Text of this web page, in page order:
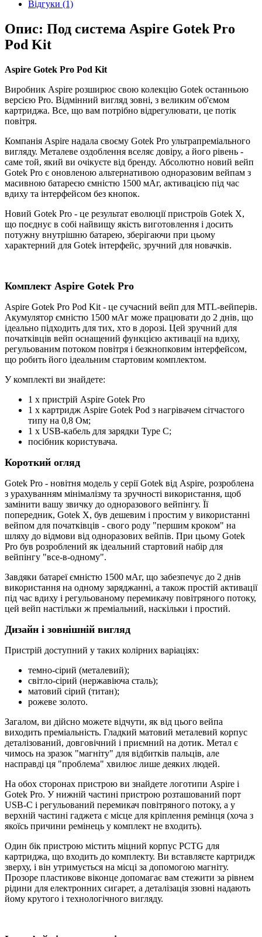
Відгуки (1)
Опис: Под система Aspire Gotek Pro
Pod Kit
Aspire Gotek Pro Pod Kit
Виробник Aspire розширює свою колекцію Gotek останньою
версією Pro. Відмінний вигляд зовні, з великим об'ємом
картриджа. Все, що вам потрібно відрегулювати, це потік
повітря.
Компанія Aspire надала своєму Gotek Pro ультрапреміального
вигляду. Металеве оздоблення вселяє довіру, а його рівень -
саме той, який ви очікуєте від бренду. Абсолютно новий вейп
Gotek Pro є оновленою альтернативою одноразовим вейпам з
масивною батареєю ємністю 1500 мАг, активацією під час
вдиху та інтерфейсом без кнопок.
Новий Gotek Pro - це результат еволюції пристроїв Gotek X,
що поєднує в собі найвищу якість виготовлення і досить
потужну внутрішню батарею, зберігаючи при цьому
характерний для Gotek інтерфейс, зручний для новачків.
Комплект Aspire Gotek Pro
Aspire Gotek Pro Pod Kit - це сучасний вейп для MTL-вейперів.
Акумулятор ємністю 1500 мАг може працювати до 2 днів, що
ідеально підходить для тих, хто в дорозі. Цей зручний для
початківців вейп оснащений функцією активації на вдиху,
регульованим потоком повітря і безкнопковим інтерфейсом,
що робить його ідеальним стартовим комплектом.
У комплекті ви знайдете:
1 х пристрій Aspire Gotek Pro
1 x картридж Aspire Gotek Pod з нагрівачем сітчастого
типу на 0,8 Ом;
1 х USB-кабель для зарядки Type C;
посібник користувача.
Короткий огляд
Gotek Pro - новітня модель у серії Gotek від Aspire, розроблена
з урахуванням мінімалізму та зручності використання, щоб
замінити вашу звичку до одноразового вейпінгу. Її
попередник, Gotek X, був дешевим і простим у використанні
вейпом для початківців - свого роду "першим кроком" на
шляху до відмови від одноразових вейпів. При цьому Gotek
Pro був розроблений як ідеальний стартовий набір для
вейпінгу "все-в-одному".
Завдяки батареї ємністю 1500 мАг, що забезпечує до 2 днів
використання на одному заряджанні, а також простій активації
під час вдиху і регульованому перемикачу повітряного потоку,
цей вейп настільки ж преміальний, наскільки і простий.
Дизайн і зовнішній вигляд
Пристрій доступний у таких колірних варіаціях:
темно-сірий (металевий);
світло-сірий (нержавіюча сталь);
матовий сірий (титан);
рожеве золото.
Загалом, ви дійсно можете відчути, як від цього вейпа
виходить преміальність. Гладкий матовий металевий корпус
деталізований, довговічний і приємний на дотик. Метал є
чимось на зразок "магніту" для відбитків пальців, але
насправді ця "проблема" хвилює лише деяких людей.
На обох сторонах пристрою ви знайдете логотипи Aspire і
Gotek Pro. У нижній частині пристрою розташований порт
USB-C і регульований перемикач повітряного потоку, а у
верхній частині гаджета є місце для кріплення ремінця (хоча з
якоїсь причини ремінець у комплект не входить).
Один бік пристрою містить міцний корпус PCTG для
картриджа, що входить до комплекту. Ви вставляєте картридж
зверху, і він утримується на місці за допомогою магніту.
Прозоре пластикове віконце допомагає вам стежити за рівнем
рідини для електронних сигарет, а деталізація ззовні надають
йому крутого і технологічного вигляду.